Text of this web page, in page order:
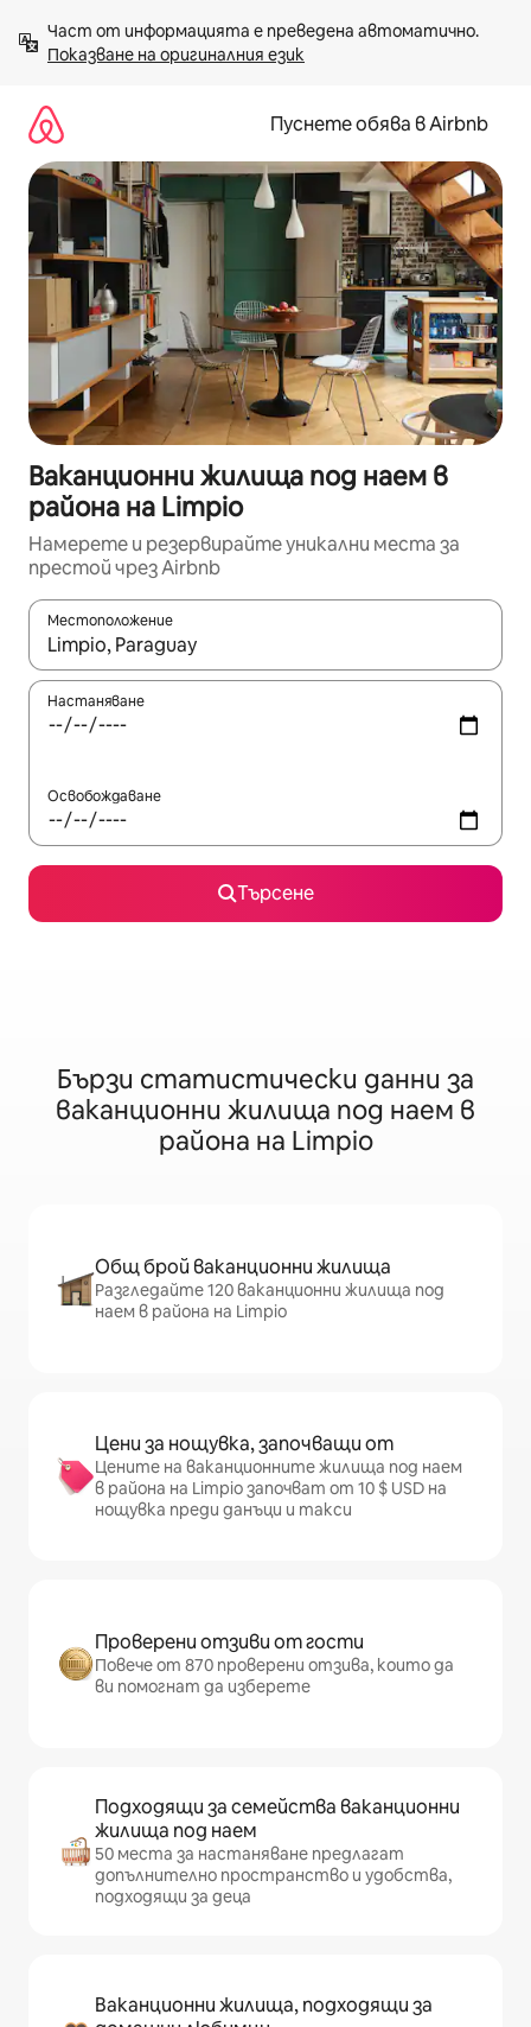
към
съдържанието
Показване на оригиналния език
Пуснете обява в Airbnb
Ваканционни жилища под наем в
района на Limpio
Намерете и резервирайте уникални места за
престой чрез Airbnb
Местоположение
Когато резултатите се покажат, използвайте
Настаняване
Освобождаване
Търсене
Бързи статистически данни за
ваканционни жилища под наем в
района на Limpio
Общ брой ваканционни жилища
Разгледайте 120 ваканционни жилища под
наем в района на Limpio
Цени за нощувка, започващи от
Цените на ваканционните жилища под наем
в района на Limpio започват от 10 $ USD на
нощувка преди данъци и такси
Проверени отзиви от гости
Повече от 870 проверени отзива, които да
ви помогнат да изберете
Подходящи за семейства ваканционни
жилища под наем
50 места за настаняване предлагат
допълнително пространство и удобства,
подходящи за деца
Ваканционни жилища, подходящи за